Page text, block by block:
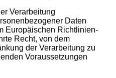
Verarbeitung
Daten
Europäischen Richtlinien-
Recht, von dem
der Verarbeitung zu
Voraussetzungen